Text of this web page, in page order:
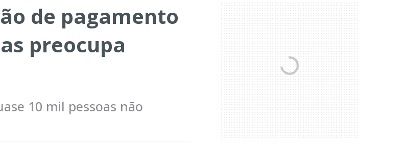
de pagamento
preocupa
10 mil pessoas não